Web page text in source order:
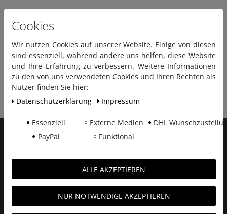
FOLGE UNS AUF:
UNSEREM NEWSLETTER!
Cookies
Wir nutzen Cookies auf unserer Website. Einige von diesen
sind essenziell, während andere uns helfen, diese Website
und Ihre Erfahrung zu verbessern. Weitere Informationen
zu den von uns verwendeten Cookies und Ihren Rechten als
Nutzer finden Sie hier:
Daten­schutz­erklärung
Impressum
Essenziell Externe Medien
DHL
PayPal
Funktional
ALLE AKZEPTIEREN
NUR NOTWENDIGE AKZEPTIEREN